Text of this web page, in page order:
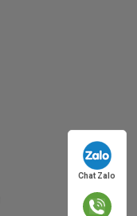
Chat Zalo